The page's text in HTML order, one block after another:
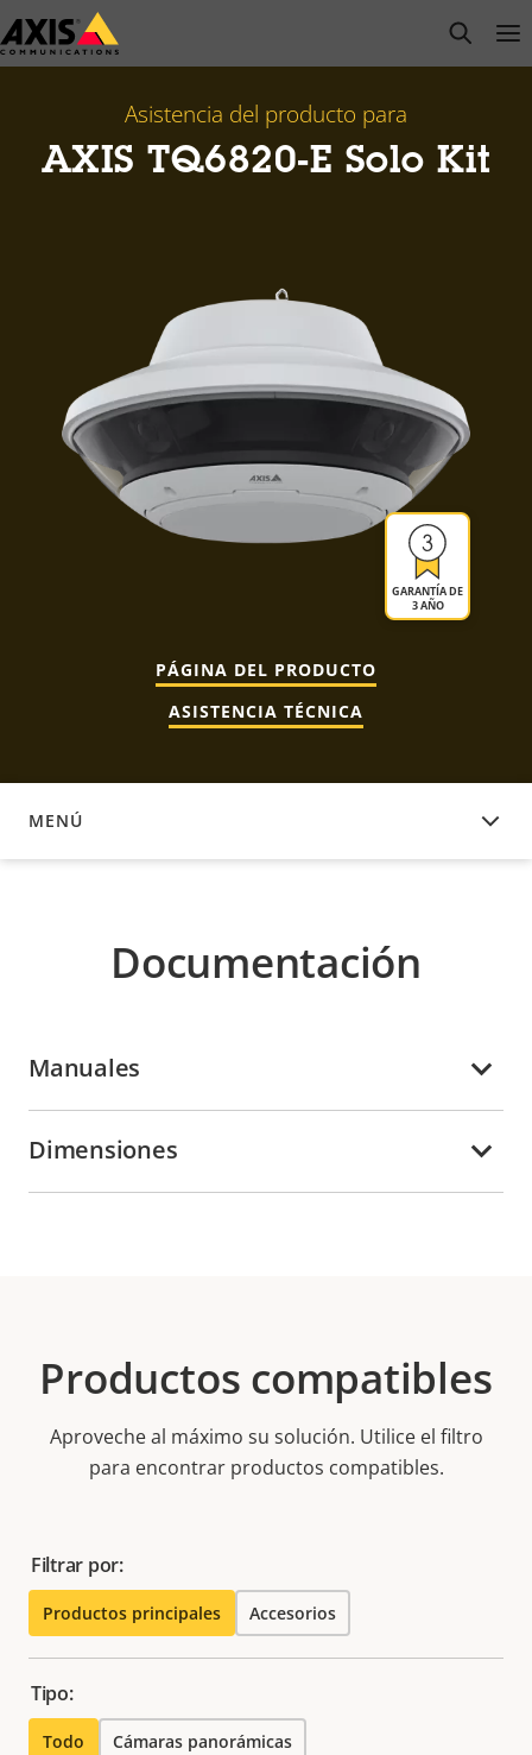
Saltar
al
open
Asistencia del producto para
AXIS TQ6820-E Solo Kit
GARANTÍA DE
3 AÑO
PÁGINA DEL PRODUCTO
ASISTENCIA TÉCNICA
MENÚ
DOCUMENTACIÓN
Documentación
Manuales
Dimensiones
Productos compatibles
Aproveche al máximo su solución. Utilice el filtro
para encontrar productos compatibles.
Filtrar por:
Productos principales Accesorios
Tipo:
Todo Cámaras panorámicas